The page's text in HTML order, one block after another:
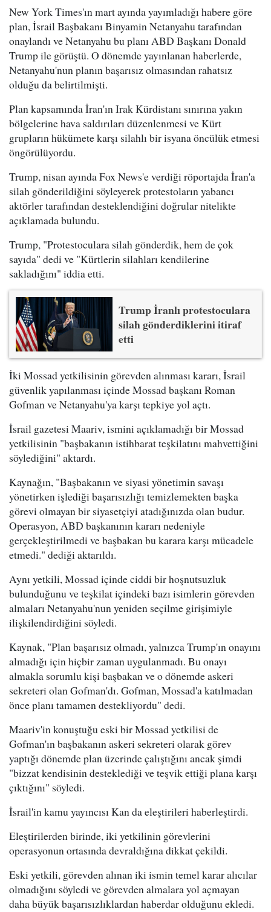
New York Times'ın mart ayında yayımladığı habere göre
plan, İsrail Başbakanı Binyamin Netanyahu tarafından
onaylandı ve Netanyahu bu planı ABD Başkanı Donald
Trump ile görüştü. O dönemde yayınlanan haberlerde,
Netanyahu'nun planın başarısız olmasından rahatsız
olduğu da belirtilmişti.
Plan kapsamında İran'ın Irak Kürdistanı sınırına yakın
bölgelerine hava saldırıları düzenlenmesi ve Kürt
grupların hükümete karşı silahlı bir isyana öncülük etmesi
öngörülüyordu.
Trump, nisan ayında Fox News'e verdiği röportajda İran'a
silah gönderildiğini söyleyerek protestoların yabancı
aktörler tarafından desteklendiğini doğrular nitelikte
açıklamada bulundu.
Trump, "Protestoculara silah gönderdik, hem de çok
sayıda" dedi ve "Kürtlerin silahları kendilerine
sakladığını" iddia etti.
Trump İranlı protestoculara
silah gönderdiklerini itiraf
etti
İki Mossad yetkilisinin görevden alınması kararı, İsrail
güvenlik yapılanması içinde Mossad başkanı Roman
Gofman ve Netanyahu'ya karşı tepkiye yol açtı.
İsrail gazetesi Maariv, ismini açıklamadığı bir Mossad
yetkilisinin "başbakanın istihbarat teşkilatını mahvettiğini
söylediğini" aktardı.
Kaynağın, "Başbakanın ve siyasi yönetimin savaşı
yönetirken işlediği başarısızlığı temizlemekten başka
görevi olmayan bir siyasetçiyi atadığınızda olan budur.
Operasyon, ABD başkanının kararı nedeniyle
gerçekleştirilmedi ve başbakan bu karara karşı mücadele
etmedi." dediği aktarıldı.
Aynı yetkili, Mossad içinde ciddi bir hoşnutsuzluk
bulunduğunu ve teşkilat içindeki bazı isimlerin görevden
almaları Netanyahu'nun yeniden seçilme girişimiyle
ilişkilendirdiğini söyledi.
Kaynak, "Plan başarısız olmadı, yalnızca Trump'ın onayını
almadığı için hiçbir zaman uygulanmadı. Bu onayı
almakla sorumlu kişi başbakan ve o dönemde askeri
sekreteri olan Gofman'dı. Gofman, Mossad'a katılmadan
önce planı tamamen destekliyordu" dedi.
Maariv'in konuştuğu eski bir Mossad yetkilisi de
Gofman'ın başbakanın askeri sekreteri olarak görev
yaptığı dönemde plan üzerinde çalıştığını ancak şimdi
"bizzat kendisinin desteklediği ve teşvik ettiği plana karşı
çıktığını" söyledi.
İsrail'in kamu yayıncısı Kan da eleştirileri haberleştirdi.
Eleştirilerden birinde, iki yetkilinin görevlerini
operasyonun ortasında devraldığına dikkat çekildi.
Eski yetkili, görevden alınan iki ismin temel karar alıcılar
olmadığını söyledi ve görevden almalara yol açmayan
daha büyük başarısızlıklardan haberdar olduğunu ekledi.